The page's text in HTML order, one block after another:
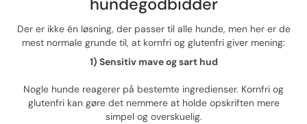
Der er ikke én løsning, der passer til alle hunde, men her er de
mest normale grunde til, at kornfri og glutenfri giver mening:
1) Sensitiv mave og sart hud
Nogle hunde reagerer på bestemte ingredienser. Kornfri og
glutenfri kan gøre det nemmere at holde opskriften mere
simpel og overskuelig.